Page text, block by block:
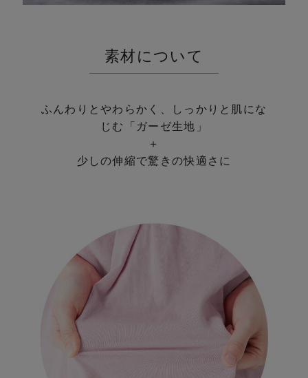
yin
素材について
ふんわりとやわらかく、しっかりと肌にな
じむ「ガーゼ生地」
＋
少しの伸縮で驚きの快適さに